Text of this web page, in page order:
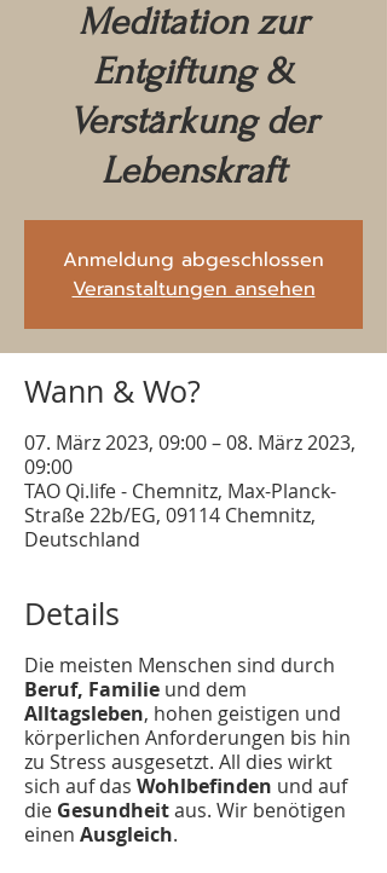
Meditation zur
Entgiftung &
Verstärkung der
Lebenskraft
Anmeldung abgeschlossen
Veranstaltungen ansehen
Wann & Wo?
07. März 2023, 09:00 – 08. März 2023,
09:00
TAO Qi.life - Chemnitz, Max-Planck-
Straße 22b/EG, 09114 Chemnitz,
Deutschland
Details
Die meisten Menschen sind durch
Beruf, Familie und dem
Alltagsleben, hohen geistigen und
körperlichen Anforderungen bis hin
zu Stress ausgesetzt. All dies wirkt
sich auf das Wohlbefinden und auf
die Gesundheitaus. Wir benötigen
einen Ausgleich.